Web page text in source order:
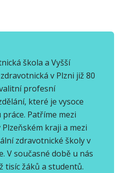
škola a Vyšší
v Plzni již 80
profesní
které je vysoce
Patříme mezi
kraji a mezi
zdravotnické školy v
V současné době u nás
tisíc žáků a studentů.